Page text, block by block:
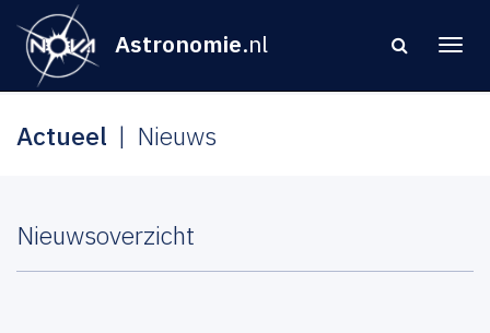
Astronomie.nl
Actueel Nieuws
Nieuwsoverzicht